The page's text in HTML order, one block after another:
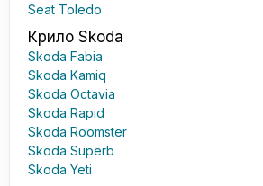
Seat Toledo
Крило Skoda
Skoda Fabia
Skoda Kamiq
Skoda Octavia
Skoda Rapid
Skoda Roomster
Skoda Superb
Skoda Yeti